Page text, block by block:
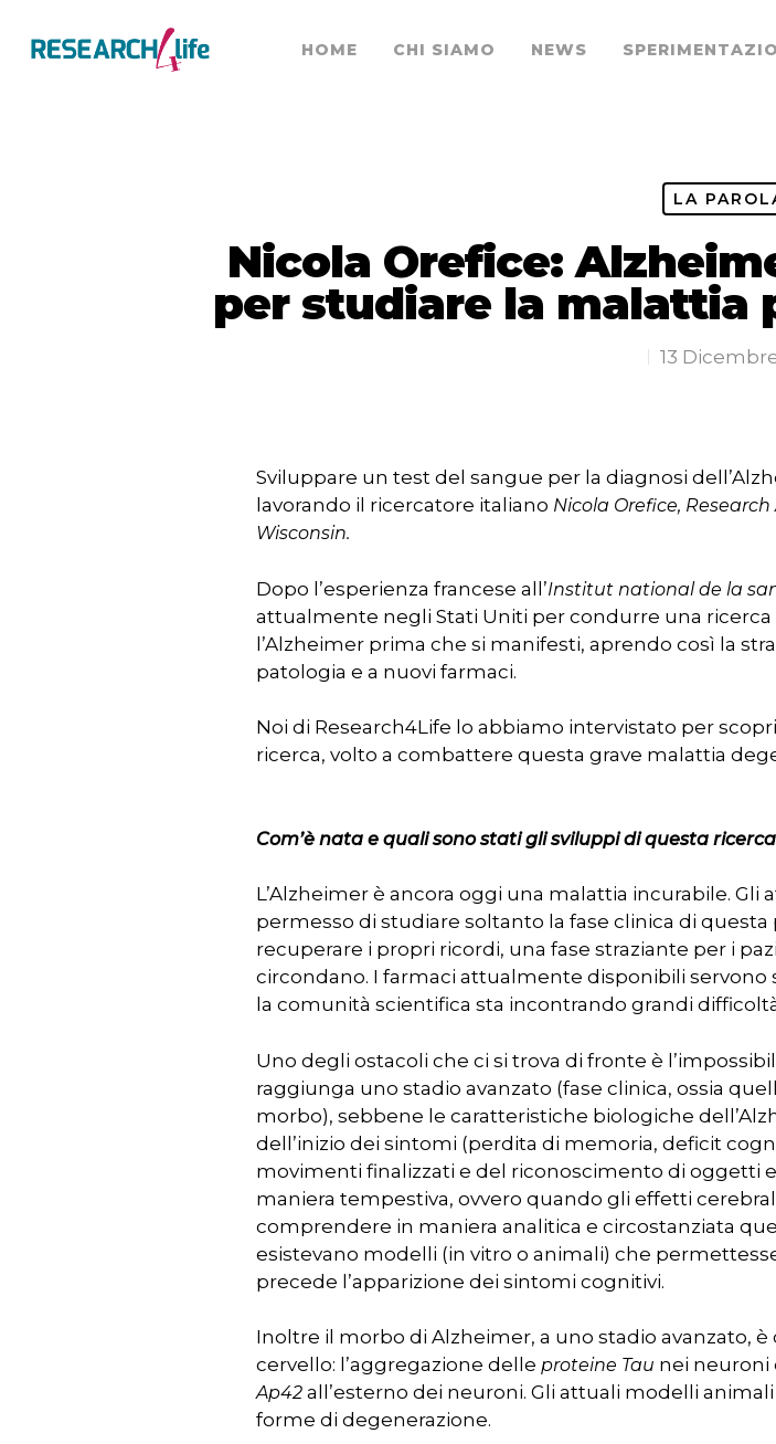
Premere INVIO per cercare o ESC per chiudere
HOME CHI SIAMO NEWS
LA
Nicola Orefice:
per studiare la malattia
13
Sviluppare un test del sangue per la diagnosi
lavorando il ricercatore italiano Nicola Orefice,
Wisconsin.
Dopo l’esperienza francese all’Institut national de la
attualmente negli Stati Uniti per condurre una
l’Alzheimer prima che si manifesti, aprendo così la
patologia e a nuovi farmaci.
Noi di Research4Life lo abbiamo intervistato per
ricerca, volto a combattere questa grave malattia
Com’è nata e quali sono stati gli sviluppi di questa ricerca
L’Alzheimer è ancora oggi una malattia incurabile.
permesso di studiare soltanto la fase clinica di
recuperare i propri ricordi, una fase straziante per i
circondano. I farmaci attualmente disponibili
la comunità scientifica sta incontrando grandi
Uno degli ostacoli che ci si trova di fronte è
raggiunga uno stadio avanzato (fase clinica, ossia
morbo), sebbene le caratteristiche biologiche
dell’inizio dei sintomi (perdita di memoria, deficit
movimenti finalizzati e del riconoscimento di oggetti
maniera tempestiva, ovvero quando gli effetti
comprendere in maniera analitica e circostanziata
esistevano modelli (in vitro o animali) che
precede l’apparizione dei sintomi cognitivi.
Inoltre il morbo di Alzheimer, a uno stadio avanzato,
cervello: l’aggregazione delle proteine Tau nei neuroni
Ap42 all’esterno dei neuroni. Gli attuali modelli
forme di degenerazione.